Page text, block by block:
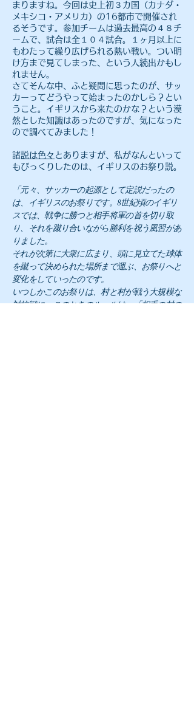
まりますね。今回は史上初３カ国（カナダ・
メキシコ・アメリカ）の16都市で開催され
るそうです。参加チームは過去最高の４８チ
ームで、試合は全１０４試合。１ヶ月以上に
もわたって繰り広げられる熱い戦い。つい明
け方まで見てしまった、という人続出かもし
れません。
さてそんな中、ふと疑問に思ったのが、サッ
カーってどうやって始まったのかしら？とい
うこと。イギリスから来たのかな？という漠
然とした知識はあったのですが、気になった
ので調べてみました！
​諸説は色々 とありますが、私がなんといって
もびっくりしたのは、イギリスのお祭り説。
「元々、サッカーの起源として定説だったの
は、イギリスのお祭りです。8世紀頃のイギリ
スでは、戦争に勝つと相手将軍の首を切り取
り、それを蹴り合いながら勝利を祝う風習があ
りました。
それが次第に大衆に広まり、頭に見立てた球体
を蹴って決められた場所まで運ぶ、お祭りへと
変化をしていったのです。
いつしかこのお祭りは、村と村が戦う大規模な
対抗戦に。このときのルールは、「相手の村の